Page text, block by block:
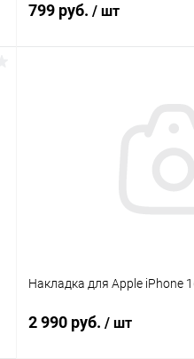
799 руб. / шт
Накладка для Apple iPhone
2 990 руб. / шт